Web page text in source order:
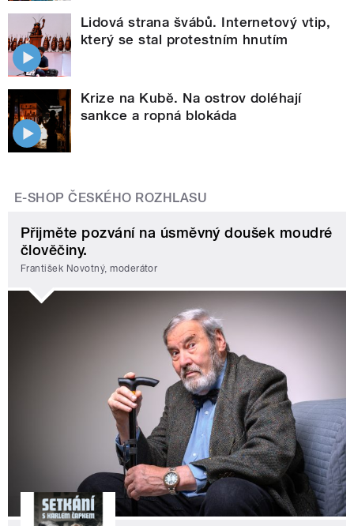
Lidová strana švábů. Internetový vtip,
který se stal protestním hnutím
Krize na Kubě. Na ostrov doléhají
sankce a ropná blokáda
E-SHOP ČESKÉHO ROZHLASU
Přijměte pozvání na úsměvný doušek moudré
člověčiny.
František Novotný, moderátor